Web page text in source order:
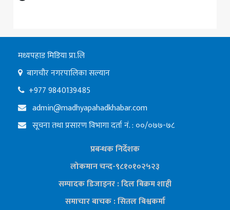
मध्यपहाड मिडिया प्रा.लि
बागचौर नगरपालिका सल्यान
+977 9840139485
admin@madhyapahadkhabar.com
सूचना तथा प्रसारण विभागा दर्ता नं. : ००/०७७-७८
प्रबन्धक निर्देशक
लोकमान चन्द-९८१०१०२५२३
सम्पादक डिजाइनर : दिल बिक्रम शाही
समाचार बाचक : सितलबिश्वकर्मा